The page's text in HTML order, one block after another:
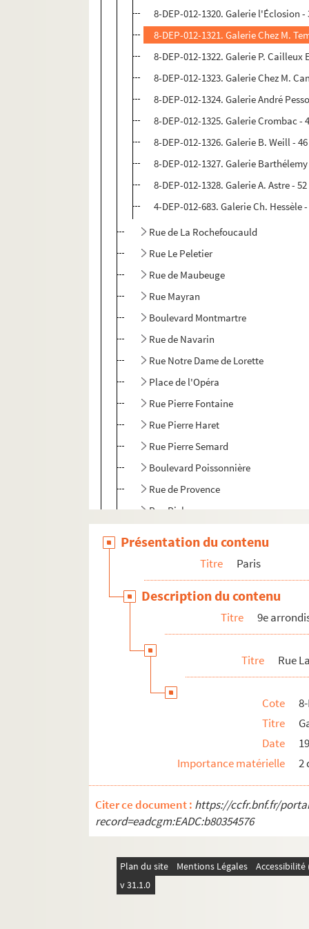
8-DEP-012-1320. Galerie l'Éclosion
8-DEP-012-1321. Galerie Chez M.
8-DEP-012-1322. Galerie P.
8-DEP-012-1323. Galerie Chez M.
8-DEP-012-1324. Galerie André
8-DEP-012-1325. Galerie Crombac -
8-DEP-012-1326. Galerie B. Weill -
8-DEP-012-1327. Galerie
8-DEP-012-1328. Galerie A. Astre -
4-DEP-012-683. Galerie Ch. Hessèle
Rue de La Rochefoucauld
Rue Le Peletier
Rue de Maubeuge
Rue Mayran
Boulevard Montmartre
Rue de Navarin
Rue Notre Dame de Lorette
Place de l'Opéra
Rue Pierre Fontaine
Rue Pierre Haret
Rue Pierre Semard
Boulevard Poissonnière
Rue de Provence
Rue Richer
Rue de Sèze
Avenue Trudaine
Rue de la Victoire
Rue Victor Massé
13e arrondissement
15e arrondissement
16e arrondissement
17e arrondissement
18e arrondissement
Présentation du contenu
Titre Paris
Description du contenu
Titre 9e
Titre Rue
Cote
Titre
Date
Importance matérielle
2
Citer ce document : https://ccfr.bnf.fr/
record=eadcgm:EADC:b80354576
Plan du site Mentions Légales
v 31.1.0